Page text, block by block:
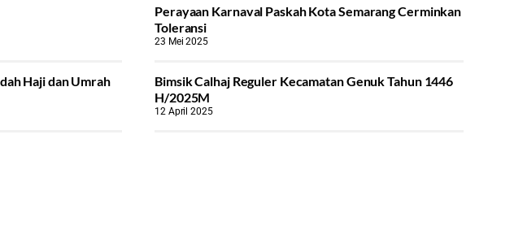
Perayaan Karnaval Paskah Kota Semarang Cerminkan
Toleransi
23 Mei 2025
Haji dan Umrah
Bimsik Calhaj Reguler Kecamatan Genuk Tahun 1446
H/2025M
12 April 2025